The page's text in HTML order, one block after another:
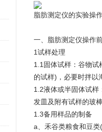
脂肪测定仪的实验操
一、脂肪测定仪操作
1试样处理
1.1固体试样：谷物
的试样)，必要时拌以
1.2液体或半固体试
发皿及附有试样的玻
1.3备用样品的制备
a、禾谷类粮食和豆